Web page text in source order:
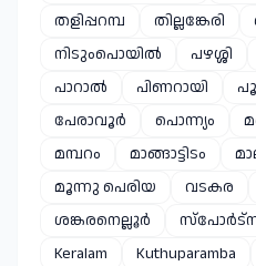
തളിപ്പറമ്പ
തില്ലങ്കേരി
നിടുംപൊയിൽ
പഴശ്ശി
പാറാൽ
പിണറായി
പേരാവൂർ
പൊന്ന്യം
മമ്പറം
മാങ്ങാട്ടിടം
മൂന്നു പെരിയ
വടകര
ശങ്കരനെല്ലൂർ
Keralam
Kuthuparamba